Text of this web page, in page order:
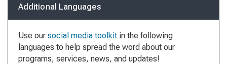
Additional Languages
Use our social media toolkit in the following
languages to help spread the word about our
programs, services, news, and updates!